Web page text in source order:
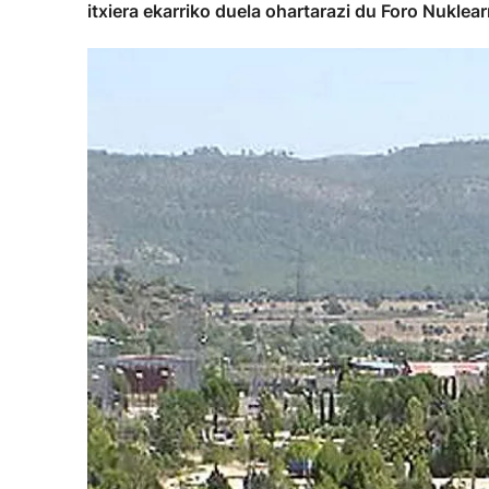
itxiera ekarriko duela ohartarazi du Foro